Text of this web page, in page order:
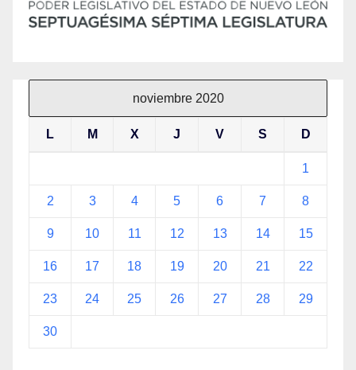
noviembre 2020
L M X J V S D
1
2 3 4 5 6 7 8
9 10 11 12 13 14 15
16 17 18 19 20 21 22
23 24 25 26 27 28 29
30